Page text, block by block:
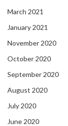
March 2021
January 2021
November 2020
October 2020
September 2020
August 2020
July 2020
June 2020